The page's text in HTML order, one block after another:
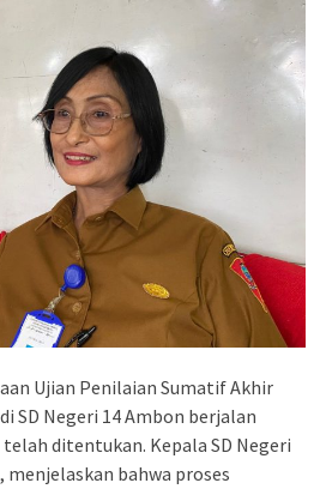
Ujian Penilaian Sumatif Akhir
SD Negeri 14 Ambon berjalan
ditentukan. Kepala SD Negeri
menjelaskan bahwa proses